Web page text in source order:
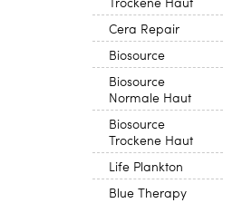
Cera Repair
Biosource
Biosource
Normale Haut
Biosource
Trockene Haut
Life Plankton
Blue Therapy